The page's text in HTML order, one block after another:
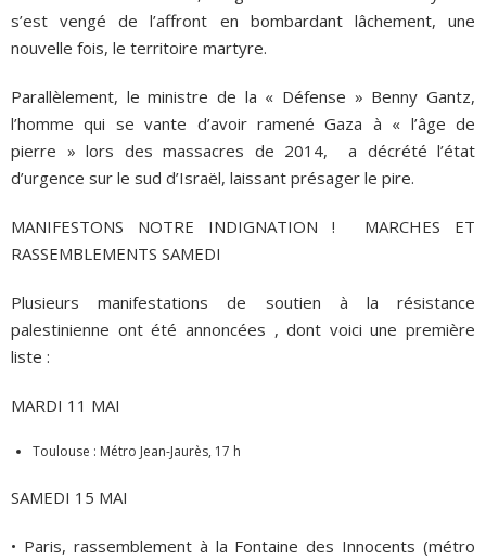
s’est vengé de l’affront en bombardant lâchement, une
nouvelle fois, le territoire martyre.
Parallèlement, le ministre de la « Défense » Benny Gantz,
l’homme qui se vante d’avoir ramené Gaza à « l’âge de
pierre » lors des massacres de 2014, a décrété l’état
d’urgence sur le sud d’Israël, laissant présager le pire.
MANIFESTONS NOTRE INDIGNATION ! MARCHES ET
RASSEMBLEMENTS SAMEDI
Plusieurs manifestations de soutien à la résistance
palestinienne ont été annoncées , dont voici une première
liste :
MARDI 11 MAI
Toulouse : Métro Jean-Jaurès, 17 h
SAMEDI 15 MAI
• Paris, rassemblement à la Fontaine des Innocents (métro